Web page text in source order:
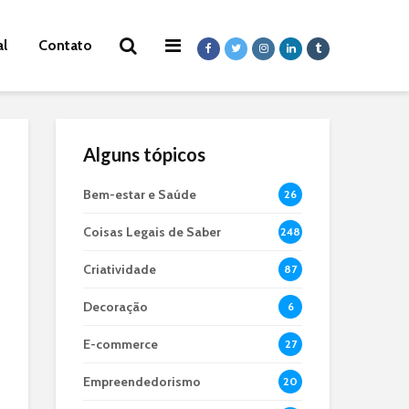
Contato
Alguns tópicos
Bem-estar e Saúde 26
Coisas Legais de Saber 248
Criatividade 87
Decoração 6
E-commerce 27
Empreendedorismo 20